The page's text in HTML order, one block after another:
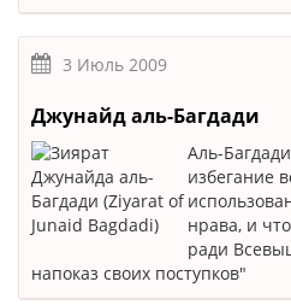
3 Июль 2009
Джунайд аль-Багдади
Аль-
избегание
нрава, и
ради
напоказ своих поступков"